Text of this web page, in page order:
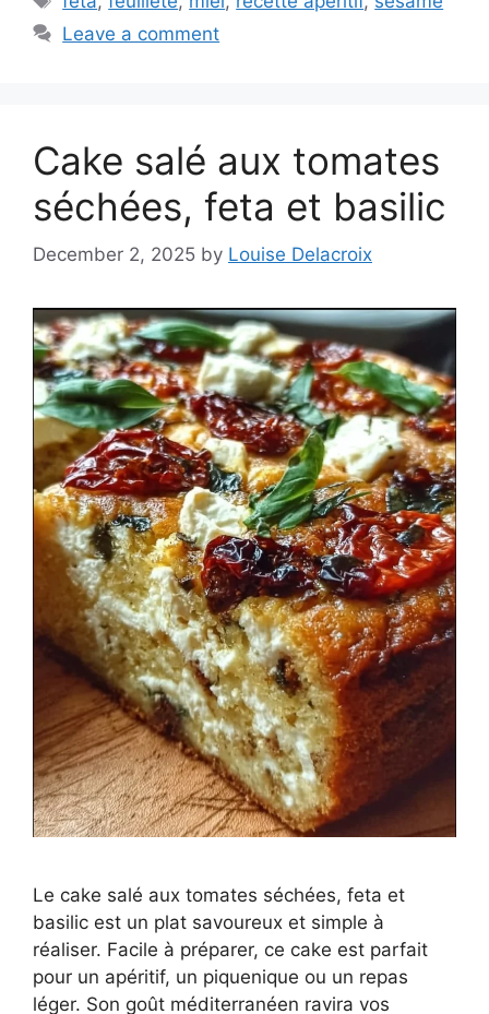
Leave a comment
Cake salé aux tomates
séchées, feta et basilic
December 2, 2025 by Louise Delacroix
Le cake salé aux tomates séchées, feta et
basilic est un plat savoureux et simple à
réaliser. Facile à préparer, ce cake est parfait
pour un apéritif, un piquenique ou un repas
léger. Son goût méditerranéen ravira vos